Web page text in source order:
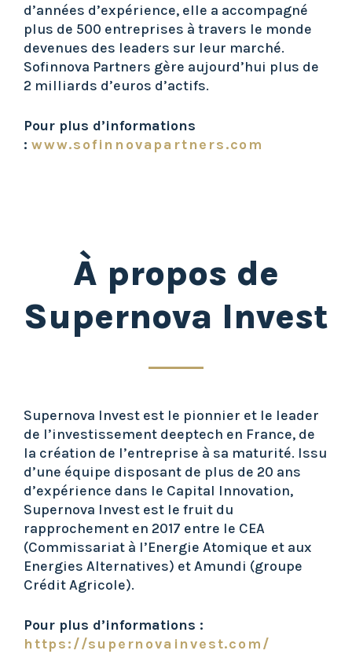
d’années d’expérience, elle a accompagné
plus de 500 entreprises à travers le monde
devenues des leaders sur leur marché.
Sofinnova Partners gère aujourd’hui plus de
2 milliards d’euros d’actifs.
Pour plus d’informations
: www.sofinnovapartners.com
À propos de
Supernova Invest
Supernova Invest est le pionnier et le leader
de l’investissement deeptech en France, de
la création de l’entreprise à sa maturité. Issu
d’une équipe disposant de plus de 20 ans
d’expérience dans le Capital Innovation,
Supernova Invest est le fruit du
rapprochement en 2017 entre le CEA
(Commissariat à l’Energie Atomique et aux
Energies Alternatives) et Amundi (groupe
Crédit Agricole).
Pour plus d’informations :
https://supernovainvest.com/